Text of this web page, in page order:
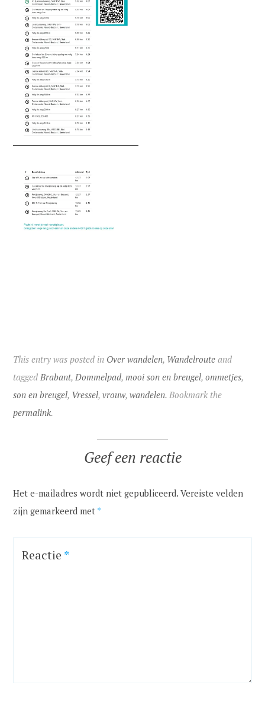
This entry was posted in Over wandelen, Wandelroute and
taggedBrabant,Dommelpad,mooi son en breugel,ommetjes,
son en breugel, Vressel,vrouw,wandelen. Bookmark the
permalink.
Geef een reactie
Het e-mailadres wordt niet gepubliceerd. Vereiste velden
zijn gemarkeerd met *
Reactie *